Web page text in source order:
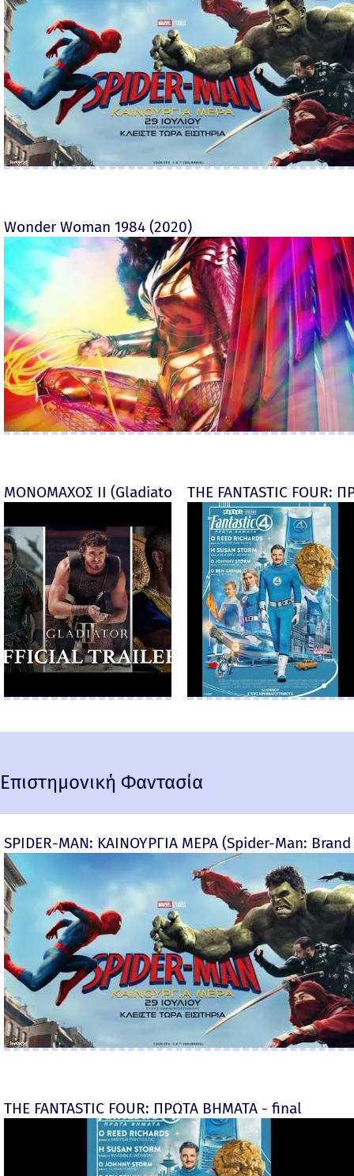
Wonder Woman 1984 (2020)
ΜΟΝΟΜΑΧΟΣ ΙΙ (Gladiator II) -THE FANTASTIC
Επιστημονική Φαντασία
SPIDER-MAN: ΚΑΙΝΟΥΡΓΙΑ ΜΕΡΑ (Spider-Man:
THE FANTASTIC FOUR: ΠΡΩΤΑ ΒΗΜΑΤΑ - final